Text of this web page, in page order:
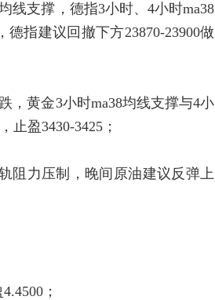
支撑，德指3小时、4小时ma38
指建议回撤下方23870-23900做
黄金3小时ma38均线支撑与4小
止盈3430-3425；
力压制，晚间原油建议反弹上
；